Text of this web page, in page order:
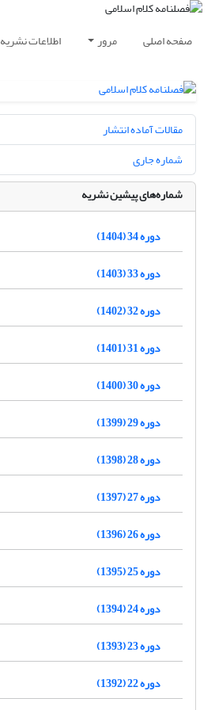
صفحه اصلی مرور اطلاعات نشریه
مقالات آماده انتشار
شماره جاری
شماره‌های پیشین نشریه
دوره 34 (1404)
دوره 33 (1403)
دوره 32 (1402)
دوره 31 (1401)
دوره 30 (1400)
دوره 29 (1399)
دوره 28 (1398)
دوره 27 (1397)
دوره 26 (1396)
دوره 25 (1395)
دوره 24 (1394)
دوره 23 (1393)
دوره 22 (1392)